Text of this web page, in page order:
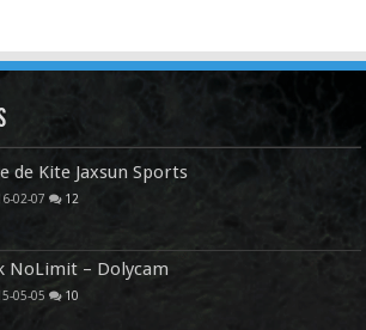
de Kite Jaxsun Sports
02-07 12
NoLimit – Dolycam
05-05 10